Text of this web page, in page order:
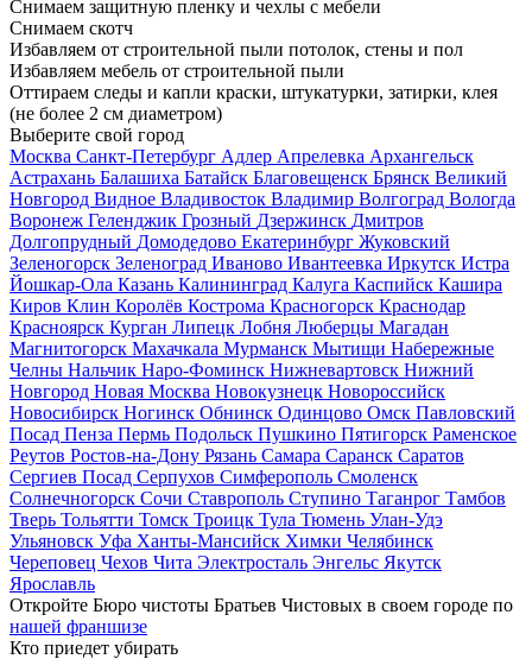
Снимаем защитную пленку и чехлы с мебели
Снимаем скотч
Избавляем от строительной пыли потолок, стены и пол
Избавляем мебель от строительной пыли
Оттираем следы и капли краски, штукатурки, затирки, клея
(не более 2 см диаметром)
Выберите свой город
Москва Санкт-Петербург Адлер Апрелевка Архангельск
Астрахань Балашиха Батайск Благовещенск Брянск Великий
Новгород Видное Владивосток Владимир Волгоград Вологда
Воронеж Геленджик Грозный Дзержинск Дмитров
Долгопрудный Домодедово Екатеринбург Жуковский
Зеленогорск Зеленоград Иваново Ивантеевка Иркутск Истра
Йошкар-Ола Казань Калининград Калуга Каспийск Кашира
Киров Клин Королёв Кострома Красногорск Краснодар
Красноярск Курган Липецк Лобня Люберцы Магадан
Магнитогорск Махачкала Мурманск Мытищи Набережные
Челны Нальчик Наро-Фоминск Нижневартовск Нижний
Новгород Новая Москва Новокузнецк Новороссийск
Новосибирск Ногинск Обнинск Одинцово Омск Павловский
Посад Пенза Пермь Подольск Пушкино Пятигорск Раменское
Реутов Ростов-на-Дону Рязань Самара Саранск Саратов
Сергиев Посад Серпухов Симферополь Смоленск
Солнечногорск Сочи Ставрополь Ступино Таганрог Тамбов
Тверь Тольятти Томск Троицк Тула Тюмень Улан-Удэ
Ульяновск Уфа Ханты-Мансийск Химки Челябинск
Череповец Чехов Чита Электросталь Энгельс Якутск
Ярославль
Откройте Бюро чистоты Братьев Чистовых в своем городе по
нашей франшизе
Кто приедет убирать